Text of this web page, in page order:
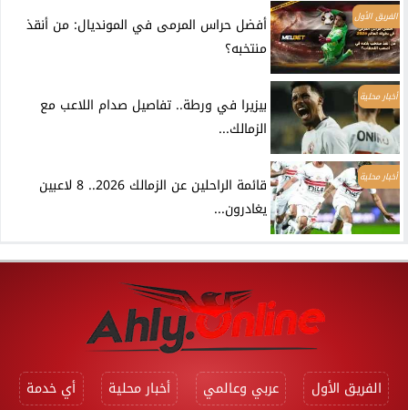
الفريق الأول
أفضل حراس المرمى في المونديال: من أنقذ
منتخبه؟
أخبار محلية
بيزيرا في ورطة.. تفاصيل صدام اللاعب مع
الزمالك...
أخبار محلية
قائمة الراحلين عن الزمالك 2026.. 8 لاعبين
يغادرون...
الفريق الأول عربي وعالمي أخبار محلية أي خدمة